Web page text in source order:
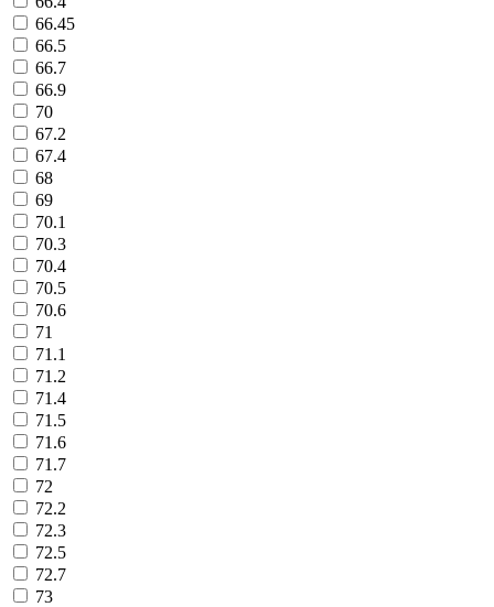
66.45
66.5
66.7
66.9
70
67.2
67.4
68
69
70.1
70.3
70.4
70.5
70.6
71
71.1
71.2
71.4
71.5
71.6
71.7
72
72.2
72.3
72.5
72.7
73